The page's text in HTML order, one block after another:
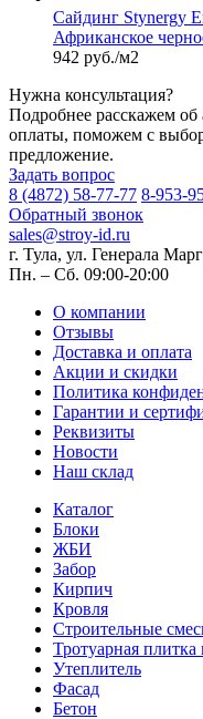
Сайдинг Stynergy
Африканское
942 руб./м2
Нужна консультация?
Подробнее расскажем об
оплаты, поможем с
предложение.
Задать вопрос
8 (4872) 58-77-77 8-953-
Обратный звонок
sales@stroy-id.ru
г. Тула, ул. Генерала
Пн. – Cб. 09:00-20:00
О компании
Отзывы
Доставка и оплата
Акции и скидки
Политика
Гарантии и
Реквизиты
Новости
Наш склад
Каталог
Блоки
ЖБИ
Забор
Кирпич
Кровля
Строительные
Тротуарная
Утеплитель
Фасад
Бетон